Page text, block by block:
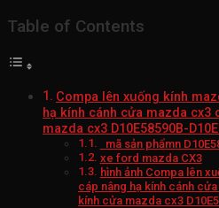
Table of Contents
Compa lên xuống kính
hạ kính cánh cửa mazda cx3
mazda cx3 D10E58590B-
mã sản phẩmn
xe ford mazda CX3
hình ảnh Compa lên
cáp nâng hạ kính cánh
kính cửa mazda cx3